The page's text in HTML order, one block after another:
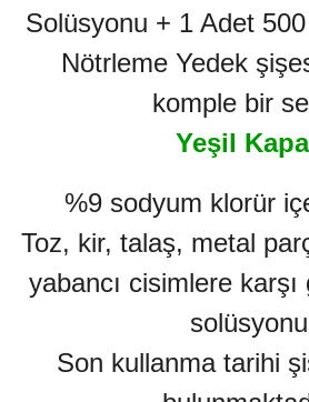
Solüsyonu + 1 Adet
Nötrleme Yedek
komple bir
Yeşil
%9 sodyum klorür
Toz, kir, talaş, metal
yabancı cisimlere karşı
solüsyonu
Son kullanma tarihi